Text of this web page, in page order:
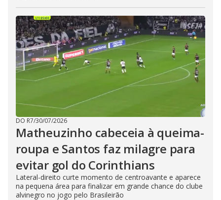
DO R7/30/07/2026
Matheuzinho cabeceia à queima-
roupa e Santos faz milagre para
evitar gol do Corinthians
Lateral-direito curte momento de centroavante e aparece
na pequena área para finalizar em grande chance do clube
alvinegro no jogo pelo Brasileirão